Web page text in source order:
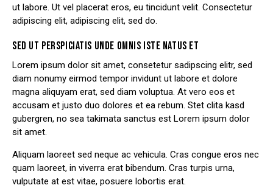
ut labore. Ut vel placerat eros, eu tincidunt velit. Consectetur
adipiscing elit, adipiscing elit, sed do.
SED UT PERSPICIATIS UNDE OMNIS ISTE NATUS ET
Lorem ipsum dolor sit amet, consetetur sadipscing elitr, sed
diam nonumy eirmod tempor invidunt ut labore et dolore
magna aliquyam erat, sed diam voluptua. At vero eos et
accusam et justo duo dolores et ea rebum. Stet clita kasd
gubergren, no sea takimata sanctus est Lorem ipsum dolor
sit amet.
Aliquam laoreet sed neque ac vehicula. Cras congue eros nec
quam laoreet, in viverra erat bibendum. Cras turpis urna,
vulputate at est vitae, posuere lobortis erat.